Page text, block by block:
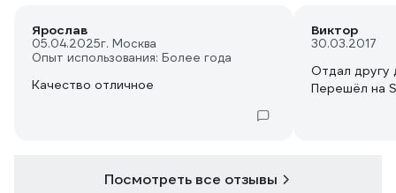
Ярослав
05.04.2025г. Москва
Опыт использования: Более года
Качество отличное
Виктор
30.03.2017
Отдал другу
Перешёл на
Посмотреть все отзывы